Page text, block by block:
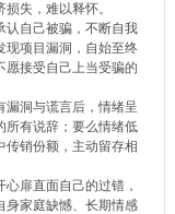
失，难以释怀。
自己被骗，不断自我
现项目漏洞，自始至终
愿接受自己上当受骗的
洞与谎言后，情绪呈
所有说辞；要么情绪低
传销份额，主动留存相
扉直面自己的过错，
身家庭缺憾、长期情感